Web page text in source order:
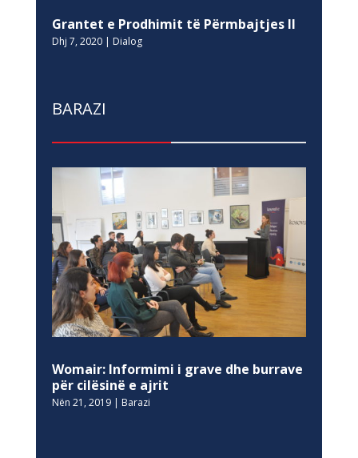
Grantet e Prodhimit të Përmbajtjes II
Dhj 7, 2020| Dialog
BARAZI
Womair: Informimi i grave dhe burrave
për cilësinë e ajrit
Nën 21, 2019| Barazi